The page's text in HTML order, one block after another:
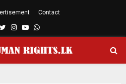
Contact
TwitterInstagram
YoutubeWhatsapp